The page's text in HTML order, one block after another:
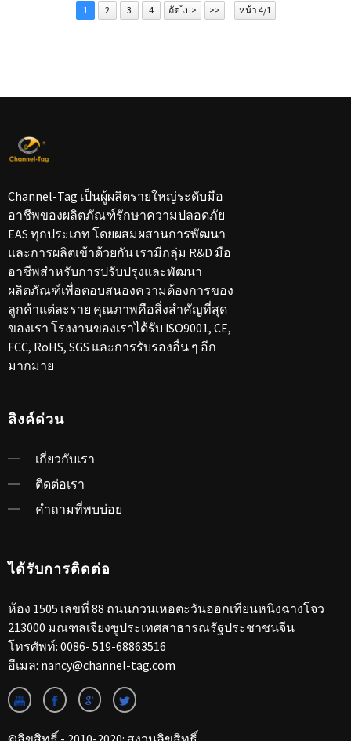
1 2 3 4 ถัดไป> >> หน้า 4/1
Channel-Tag เป็นผู้ผลิตรายใหญ่ระดับมือ
อาชีพของผลิตภัณฑ์รักษาความปลอดภัย
EAS ทุกประเภท โดยผสมผสานการพัฒนา
และการผลิตเข้าด้วยกัน เรามีกลุ่ม R&D มือ
อาชีพสำหรับการปรับปรุงและพัฒนา
ผลิตภัณฑ์เพื่อตอบสนองความต้องการของ
ลูกค้าแต่ละราย คุณภาพคือสิ่งสำคัญที่สุด
ของเรา โรงงานของเราได้รับ ISO9001, CE,
FCC, RoHS, SGS และการรับรองอื่น ๆ อีก
มากมาย
ลิงค์ด่วน
เกี่ยวกับเรา
ติดต่อเรา
คำถามที่พบบ่อย
ได้รับการติดต่อ
ห้อง 1505 เลขที่ 88 ถนนกวนเหอตะวันออกเทียนหนิงฉางโจว
213000 มณฑลเจียงซูประเทศสาธารณรัฐประชาชนจีน
โทรศัพท์: 0086- 519-68863516
อีเมล: nancy@channel-tag.com